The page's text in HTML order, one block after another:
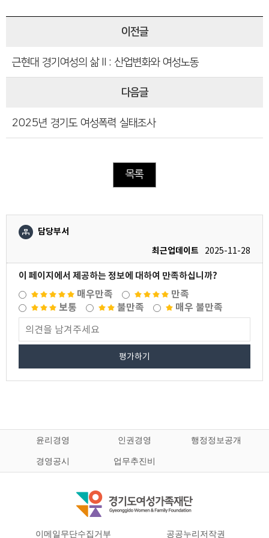
이전글
근현대 경기여성의 삶Ⅱ: 산업변화와 여성노동
다음글
2025년 경기도 여성폭력 실태조사
목록
담당부서
최근업데이트
2025-11-28
이 페이지에서 제공하는 정보에 대하여 만족하십니까?
매우만족
만족
보통
불만족 매우 불만족
평가하기
윤리경영 인권경영 행정정보공개
경영공시 업무추진비
이메일무단수집거부 공공누리저작권